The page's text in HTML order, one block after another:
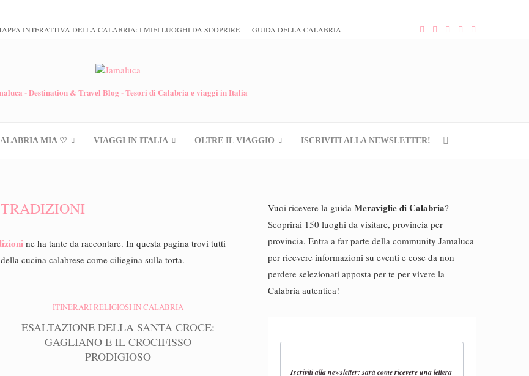
INTERATTIVA DELLA CALABRIA: I MIEI LUOGHI DA SCOPRIRE GUIDA DELLA CALABRIA
- Destination & Travel Blog - Tesori di Calabria e viaggi in Italia
MIA ♡ VIAGGI IN ITALIA OLTRE IL VIAGGIO ISCRIVITI ALLA NEWSLETTER!
ne ha tante da raccontare. In questa pagina trovi tutti
cucina calabrese come ciliegina sulla torta.
ITINERARI RELIGIOSI IN CALABRIA
ESALTAZIONE DELLA SANTA CROCE:
GAGLIANO E IL CROCIFISSO
PRODIGIOSO
Vuoi ricevere la guida Meraviglie di Calabria?
Scoprirai 150 luoghi da visitare, provincia per
provincia. Entra a far parte della community Jamaluca
per ricevere informazioni su eventi e cose da non
perdere selezionati apposta per te per vivere la
Calabria autentica!